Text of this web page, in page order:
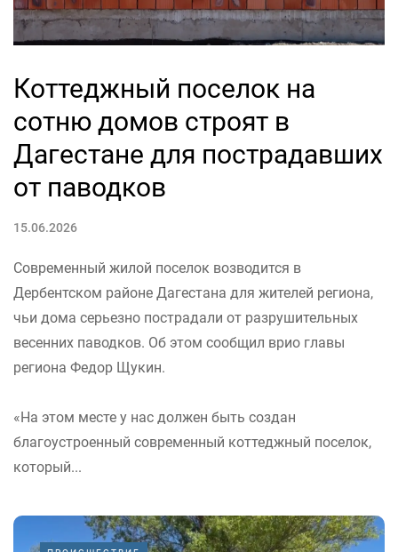
Коттеджный поселок на
сотню домов строят в
Дагестане для пострадавших
от паводков
15.06.2026
Современный жилой поселок возводится в
Дербентском районе Дагестана для жителей региона,
чьи дома серьезно пострадали от разрушительных
весенних паводков. Об этом сообщил врио главы
региона Федор Щукин.
«На этом месте у нас должен быть создан
благоустроенный современный коттеджный поселок,
который...